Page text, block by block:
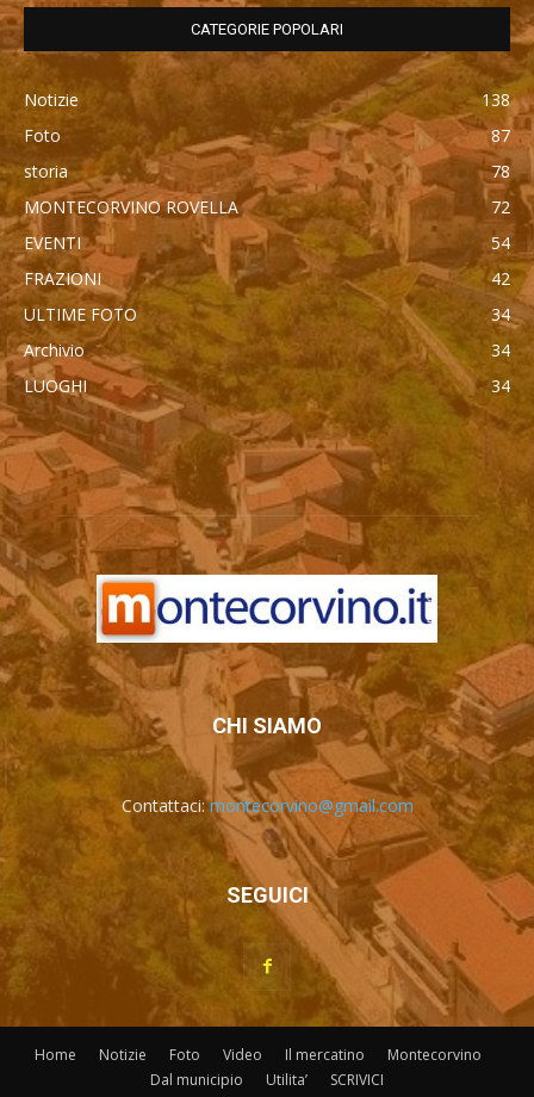
CATEGORIE POPOLARI
Notizie
138
Foto
87
storia
78
MONTECORVINO ROVELLA
72
EVENTI
54
FRAZIONI
42
ULTIME FOTO
34
Archivio
34
LUOGHI
34
автоновости
Mercedes Maybach GLS 600
Cadillac Escalade IQ 2026
Toyota Corolla Cross
Android Auto
CHI SIAMO
Contattaci:montecorvino@gmail.com
SEGUICI
Home Notizie Foto Video Il mercatino
Montecorvino
Dal municipio
Utilita’ SCRIVICI